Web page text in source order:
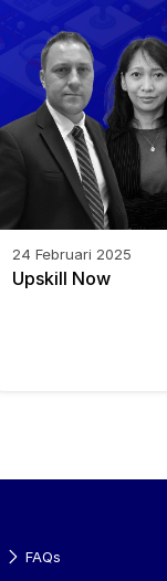
24 Februari 2025
Upskill Now
FAQs